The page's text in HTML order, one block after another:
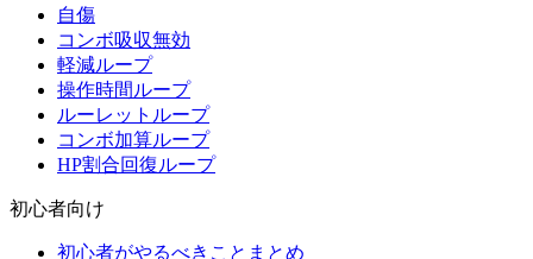
自傷
コンボ吸収無効
軽減ループ
操作時間ループ
ルーレットループ
コンボ加算ループ
HP割合回復ループ
初心者向け
初心者がやるべきことまとめ